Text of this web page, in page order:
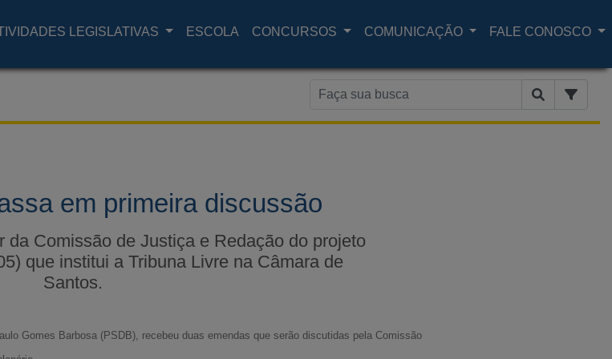
LEGISLATIVAS ESCOLA CONCURSOS COMUNICAÇÃO FALE CONOSCO
em primeira discussão
da Comissão de Justiça e Redação do projeto
que institui a Tribuna Livre na Câmara de
Santos.
Gomes Barbosa (PSDB), recebeu duas emendas que serão discutidas pela Comissão